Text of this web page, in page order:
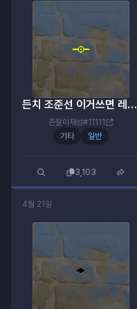
든치 조준선 이거쓰면 레디 쌉가능
존잘이재성#11111
기타
일반
3,103
4월 21일